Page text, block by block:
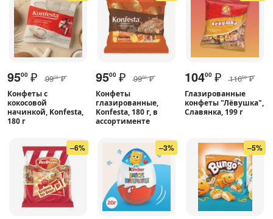
9500 ₽ 9900 ₽
Конфеты с
кокосовой
начинкой, Konfesta,
180 г
9500 ₽ 9900 ₽
Конфеты
глазированные,
Konfesta, 180 г, в
ассортименте
10400 ₽ 11600 ₽
Глазированные
конфеты "Лёвушка",
Славянка, 199 г
–6% –3% –5%